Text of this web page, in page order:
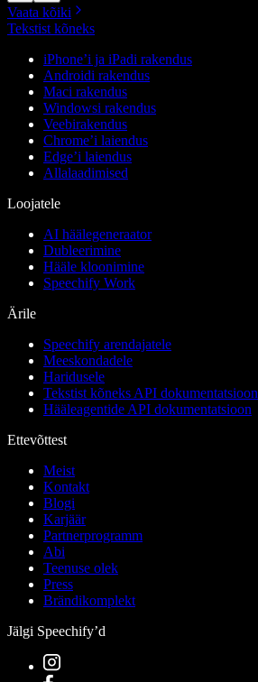
Vaata kõiki
Tekstist kõneks
iPhone’i ja iPadi rakendus
Androidi rakendus
Maci rakendus
Windowsi rakendus
Veebirakendus
Chrome’i laiendus
Edge’i laiendus
Allalaadimised
Loojatele
AI häälegeneraator
Dubleerimine
Hääle kloonimine
Speechify Work
Ärile
Speechify arendajatele
Meeskondadele
Haridusele
Tekstist kõneks API dokumentatsioon
Hääleagentide API dokumentatsioon
Ettevõttest
Meist
Kontakt
Blogi
Karjäär
Partnerprogramm
Abi
Teenuse olek
Press
Brändikomplekt
Jälgi Speechify’d